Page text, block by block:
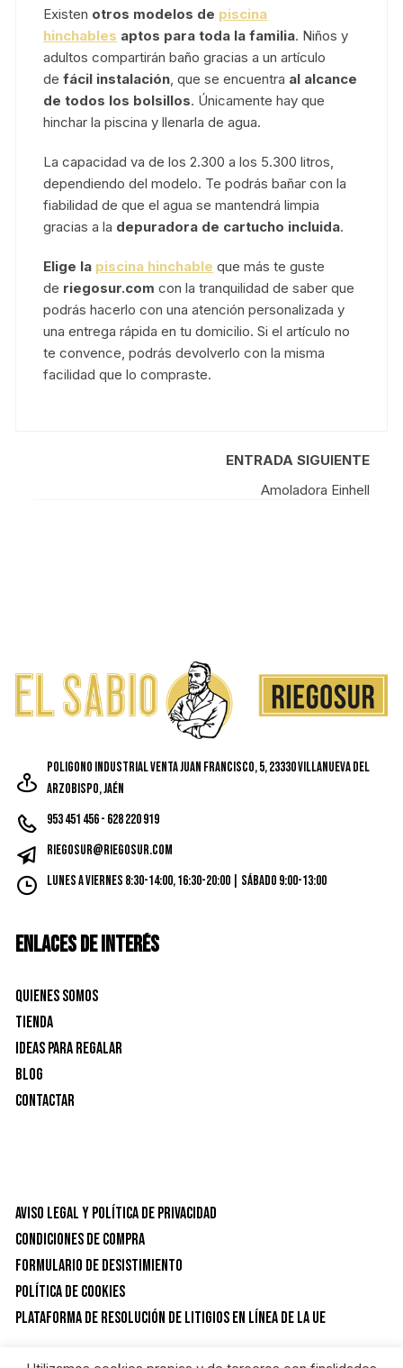
Existen otros modelos de piscina
hinchables aptos para toda la familia. Niños y
adultos compartirán baño gracias a un artículo
defácil instalación , que se encuentra al alcance
de todos los bolsillos. Únicamente hay que
hinchar la piscina y llenarla de agua.
La capacidad va de los 2.300 a los 5.300 litros,
dependiendo del modelo. Te podrás bañar con la
fiabilidad de que el agua se mantendrá limpia
gracias a la depuradora de cartucho incluida.
Elige la piscina hinchable que más te guste
de riegosur.comcon la tranquilidad de saber que
podrás hacerlo con una atención personalizada y
una entrega rápida en tu domicilio. Si el artículo no
te convence, podrás devolverlo con la misma
facilidad que lo compraste.
ENTRADA SIGUIENTE
Amoladora Einhell
Poligono Industrial Venta Juan Francisco, 5, 23330 Villanueva del
Arzobispo, Jaén
953 451 456 - 628 220 919
riegosur@riegosur.com
Lunes a Viernes 8:30-14:00, 16:30-20:00 | Sábado 9:00-13:00
ENLACES DE INTERÉS
Quienes Somos
Tienda
Ideas para Regalar
Blog
Contactar
Aviso Legal y Política de privacidad
Condiciones de Compra
Formulario de desistimiento
Política de Cookies
Plataforma de resolución de litigios en línea de la UE